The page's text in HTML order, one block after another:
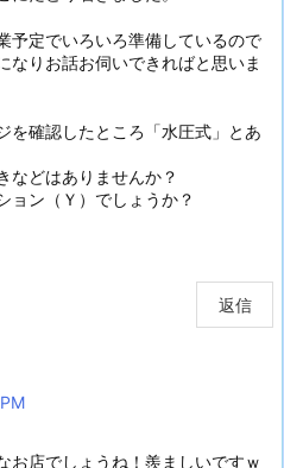
予定でいろいろ準備しているので
なりお話お伺いできればと思いま
を確認したところ「水圧式」とあ
などはありませんか？
ョン（Ｙ）でしょうか？
返信
お店でしょうね！羨ましいですｗ